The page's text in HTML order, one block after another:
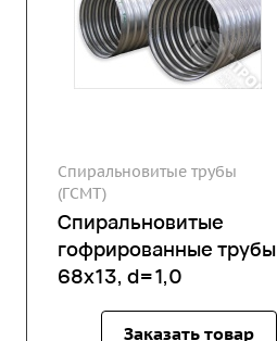
Спиральновитые трубы
(ГСМТ)
Спиральновитые
гофрированные трубы
68х13, d=1,0
Заказать товар